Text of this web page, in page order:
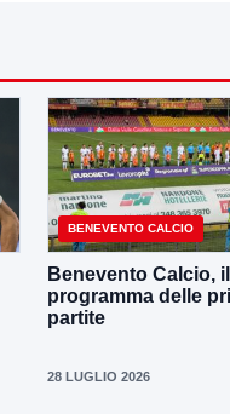
BENEVENTO CALCIO
Benevento Calcio, il
programma delle
partite
28 LUGLIO 2026